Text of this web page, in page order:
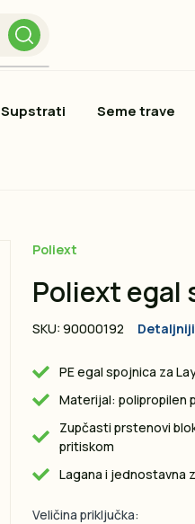
Supstrati Seme trave
Poliext
Poliext egal
SKU: 90000192
PE egal spojnica za
Materijal: polipropilen
Zupčasti prstenovi
pritiskom
Lagana i jednostavna
Veličina priključka: